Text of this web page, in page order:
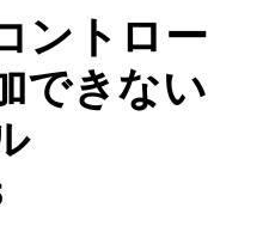
ントロー
できない